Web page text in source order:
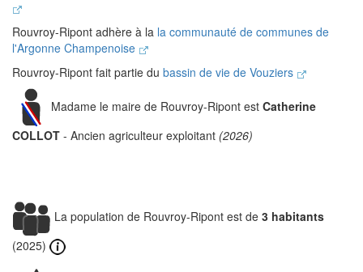
Rouvroy-Ripont adhère à la la communauté de communes de
l'Argonne Champenoise
Rouvroy-Ripont fait partie du bassin de vie de Vouziers
Madame le maire de Rouvroy-Ripont est Catherine
COLLOT - Ancien agriculteur exploitant (2026)
La population de Rouvroy-Ripont est de 3 habitants
(2025)